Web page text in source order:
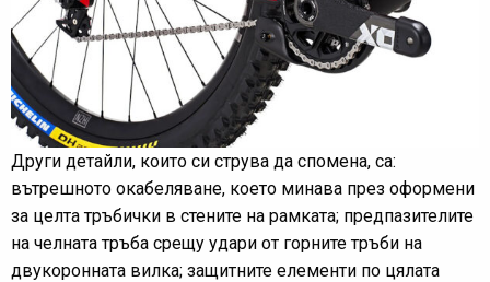
Други детайли, които си струва да спомена, са:
вътрешното окабеляване, което минава през оформени
за целта тръбички в стените на рамката; предпазителите
на челната тръба срещу удари от горните тръби на
двукоронната вилка; защитните елементи по цялата